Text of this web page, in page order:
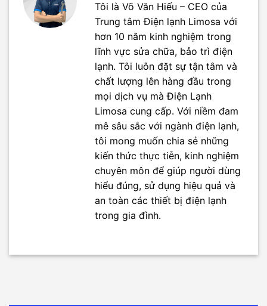
Tôi là Võ Văn Hiếu – CEO của
Trung tâm Điện lạnh Limosa với
hơn 10 năm kinh nghiệm trong
lĩnh vực sửa chữa, bảo trì điện
lạnh. Tôi luôn đặt sự tận tâm và
chất lượng lên hàng đầu trong
mọi dịch vụ mà Điện Lạnh
Limosa cung cấp. Với niềm đam
mê sâu sắc với ngành điện lạnh,
tôi mong muốn chia sẻ những
kiến thức thực tiễn, kinh nghiệm
chuyên môn để giúp người dùng
hiểu đúng, sử dụng hiệu quả và
an toàn các thiết bị điện lạnh
trong gia đình.